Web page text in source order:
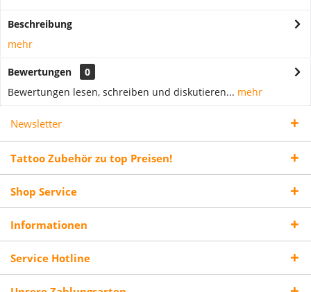
Beschreibung
mehr
Bewertungen
0
Bewertungen lesen, schreiben und diskutieren... mehr
Newsletter
Tattoo Zubehör zu top Preisen!
Shop Service
Informationen
Service Hotline